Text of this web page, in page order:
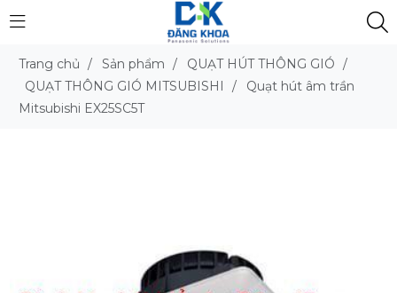
Trang chủ / Sản phẩm / QUẠT HÚT THÔNG GIÓ /
QUẠT THÔNG GIÓ MITSUBISHI
/
Quạt hút âm trần
Mitsubishi EX25SC5T